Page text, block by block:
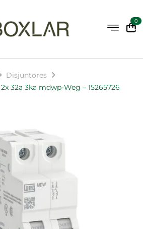
0
Disjuntores
32a 3ka mdwp-Weg – 15265726